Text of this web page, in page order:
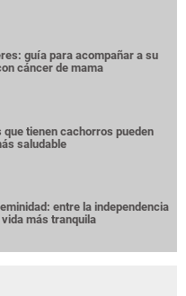
guía para acompañar a su
cáncer de mama
que tienen cachorros pueden
saludable
entre la independencia
más tranquila